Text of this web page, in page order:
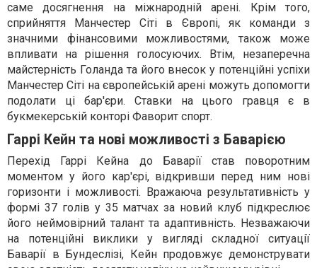
саме досягнення на міжнародній арені. Крім того,
сприйняття Манчестер Сіті в Європі, як команди з
значними фінансовими можливостями, також може
впливати на рішення голосуючих. Втім, незаперечна
майстерність Голанда та його внесок у потенційні успіхи
Манчестер Сіті на європейській арені можуть допомогти
подолати ці бар'єри. Ставки на цього гравця є в
букмекерській конторі Фаворит спорт.
Гаррі Кейн та нові можливості з Баварією
Перехід Гаррі Кейна до Баварії став поворотним
моментом у його кар'єрі, відкривши перед ним нові
горизонти і можливості. Вражаюча результативність у
формі 37 голів у 35 матчах за новий клуб підкреслює
його неймовірний талант та адаптивність. Незважаючи
на потенційні виклики у вигляді складної ситуації
Баварії в Бундеслізі, Кейн продовжує демонструвати